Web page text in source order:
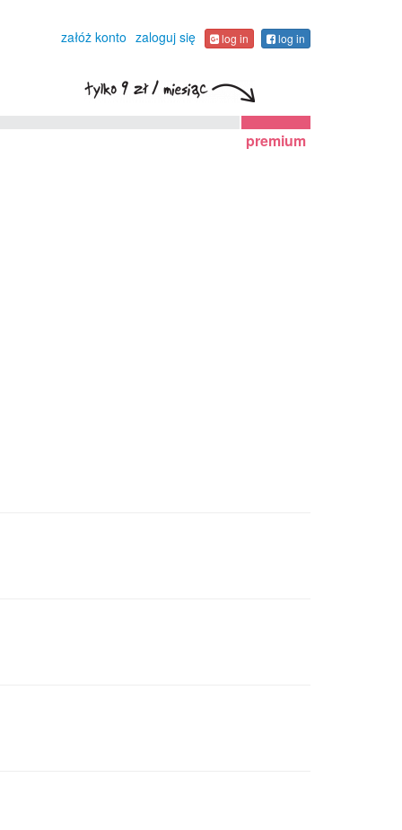
załóż konto zaloguj się log in log in
premium